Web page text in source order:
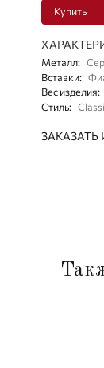
Купить
Металл:
Вставки:
Вес изделия:
Стиль:
ЗАКАЗАТЬ